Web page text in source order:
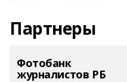
Партнеры
Фотобанк
журналистов РБ